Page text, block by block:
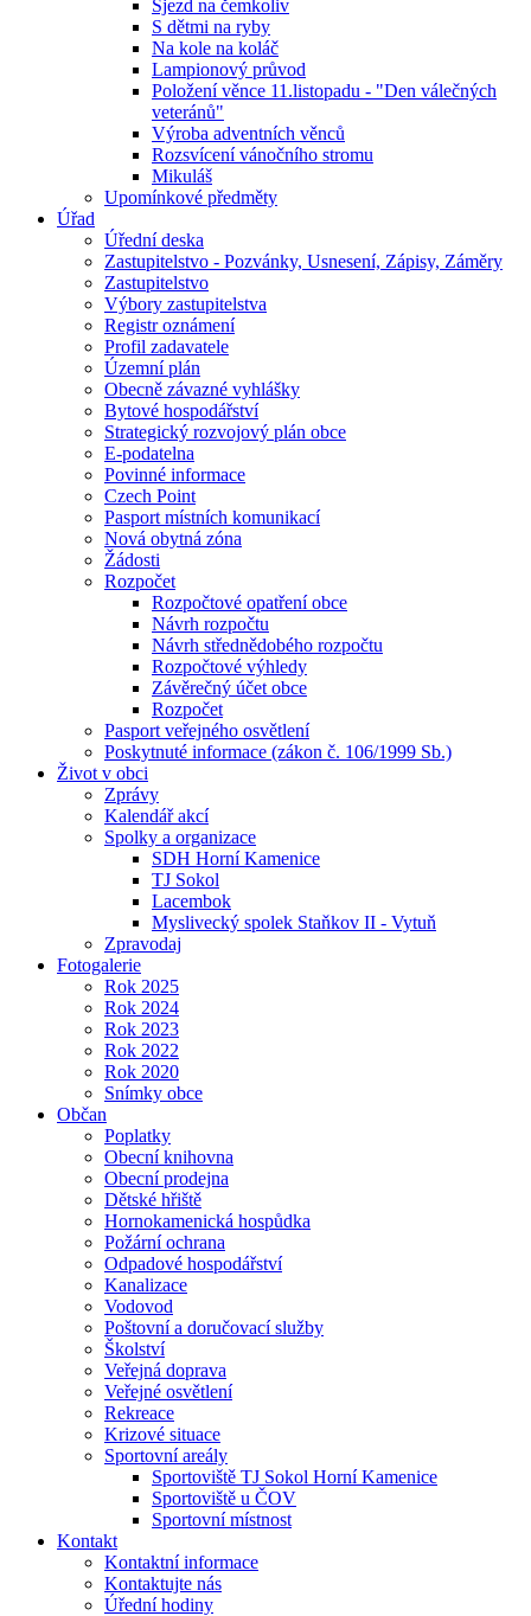
Sjezd na čemkoliv
S dětmi na ryby
Na kole na koláč
Lampionový průvod
Položení věnce 11.listopadu - "Den válečných
veteránů"
Výroba adventních věnců
Rozsvícení vánočního stromu
Mikuláš
Upomínkové předměty
Úřad
Úřední deska
Zastupitelstvo - Pozvánky, Usnesení, Zápisy, Záměry
Zastupitelstvo
Výbory zastupitelstva
Registr oznámení
Profil zadavatele
Územní plán
Obecně závazné vyhlášky
Bytové hospodářství
Strategický rozvojový plán obce
E-podatelna
Povinné informace
Czech Point
Pasport místních komunikací
Nová obytná zóna
Žádosti
Rozpočet
Rozpočtové opatření obce
Návrh rozpočtu
Návrh střednědobého rozpočtu
Rozpočtové výhledy
Závěrečný účet obce
Rozpočet
Pasport veřejného osvětlení
Poskytnuté informace (zákon č. 106/1999 Sb.)
Život v obci
Zprávy
Kalendář akcí
Spolky a organizace
SDH Horní Kamenice
TJ Sokol
Lacembok
Myslivecký spolek Staňkov II - Vytuň
Zpravodaj
Fotogalerie
Rok 2025
Rok 2024
Rok 2023
Rok 2022
Rok 2020
Snímky obce
Občan
Poplatky
Obecní knihovna
Obecní prodejna
Dětské hřiště
Hornokamenická hospůdka
Požární ochrana
Odpadové hospodářství
Kanalizace
Vodovod
Poštovní a doručovací služby
Školství
Veřejná doprava
Veřejné osvětlení
Rekreace
Krizové situace
Sportovní areály
Sportoviště TJ Sokol Horní Kamenice
Sportoviště u ČOV
Sportovní místnost
Kontakt
Kontaktní informace
Kontaktujte nás
Úřední hodiny